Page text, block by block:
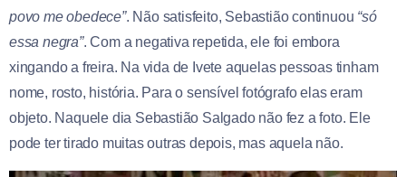
povo me obedece”. Não satisfeito, Sebastião continuou “só
essa negra”. Com a negativa repetida, ele foi embora
xingando a freira. Na vida de Ivete aquelas pessoas tinham
nome, rosto, história. Para o sensível fotógrafo elas eram
objeto. Naquele dia Sebastião Salgado não fez a foto. Ele
pode ter tirado muitas outras depois, mas aquela não.